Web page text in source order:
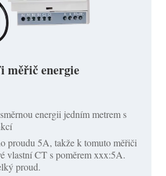
měřič energie
energii jedním metrem s
proudu 5A, takže k tomuto měřiči
vlastní CT s poměrem xxx:5A.
proud.